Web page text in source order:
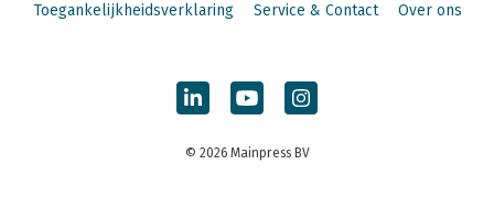
Toegankelijkheidsverklaring
Service & Contact Over ons
© 2026 Mainpress BV